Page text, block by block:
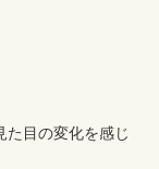
た目の変化を感じ